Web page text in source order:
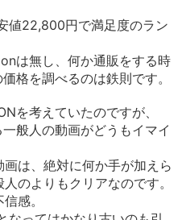
値22,800円で満足度のラン
は無し、何か通販をする時
格を調べるのは鉄則です。
を考えていたのですが、
般人の動画がどうもイマイ
は、絶対に何か手が加えら
のよりもクリアなのです。
感。